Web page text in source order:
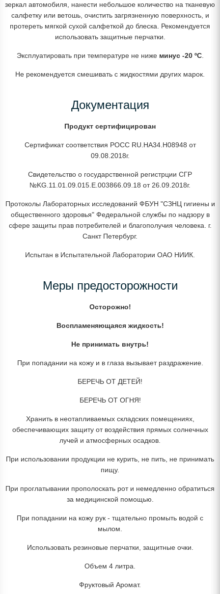
зеркал автомобиля, нанести небольшое количество на тканевую
салфетку или ветошь, очистить загрязненную поверхность, и
протереть мягкой сухой салфеткой до блеска. Рекомендуется
использовать защитные перчатки.
Эксплуатировать при температуре не ниже минус -20 ºС.
Не рекомендуется смешивать с жидкостями других марок.
Документация
Продукт сертифицирован
Сертификат соответствия РОСС RU.НА34.Н08948 от
09.08.2018г.
Свидетельство о государственной регистрции СГР
№KG.11.01.09.015.E.003866.09.18 от 26.09.2018г.
Протоколы Лабораторных исследований ФБУН "СЗНЦ гигиены и
общественного здоровья" Федеральной службы по надзору в
сфере защиты прав потребителей и благополучия человека. г.
Санкт Петербург.
Испытан в Испытательной Лаборатории ОАО НИИК.
Меры предосторожности
Осторожно!
Воспламеняющаяся жидкость!
Не принимать внутрь!
При попадании на кожу и в глаза вызывает раздражение.
БЕРЕЧЬ ОТ ДЕТЕЙ!
БЕРЕЧЬ ОТ ОГНЯ!
Хранить в неотапливаемых складских помещениях,
обеспечивающих защиту от воздействия прямых солнечных
лучей и атмосферных осадков.
При использовании продукции не курить, не пить, не принимать
пищу.
При проглатывании прополоскать рот и немедленно обратиться
за медицинской помощью.
При попадании на кожу рук - тщательно промыть водой с
мылом.
Использовать резиновые перчатки, защитные очки.
Объем 4 литра.
Фруктовый Аромат.